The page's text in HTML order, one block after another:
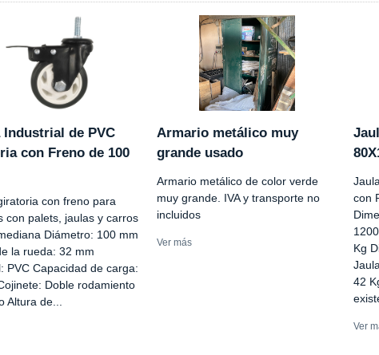
Industrial de PVC
con Freno de 100
con freno para
con palets, jaulas y carros
Diámetro: 100 mm
la rueda: 32 mm
PVC Capacidad de carga:
Doble rodamiento
Altura de...
Armario metálico muy
grande usado
Armario metálico de color verde
muy grande. IVA y transporte no
incluidos
Ver más
con
Kg
42
Ver